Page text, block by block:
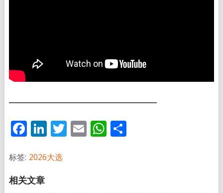
Facebook
LinkedIn
Twitter
EmailWhatsApp
分
标签: 2026大选